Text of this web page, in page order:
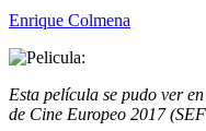
Enrique Colmena
Esta película se pudo ver
de Cine Europeo 2017